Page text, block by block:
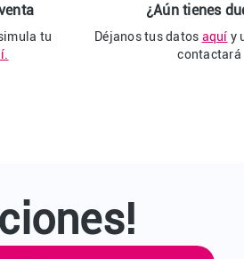
tu
¿Aún tienes
Déjanos tus datos aquí y
contactará